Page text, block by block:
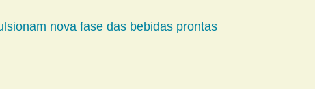
nova fase das bebidas prontas